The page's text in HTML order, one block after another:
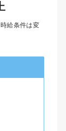
給条件は変